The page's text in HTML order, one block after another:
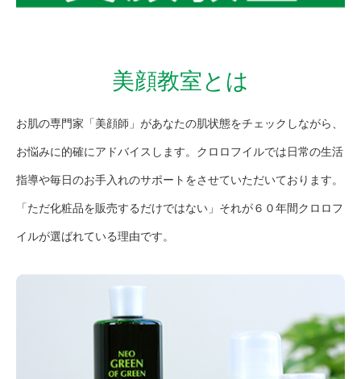
美顔教室とは
お肌の専門家「美顔師」があなたの肌状態をチェックしながら、
お悩みに的確にアドバイスします。クロロフイルでは日常の生活
指導や毎日のお手入れのサポートをさせていただいております。
「ただ化粧品を販売するだけではない」それが６０年間クロロフ
イルが選ばれている理由です。